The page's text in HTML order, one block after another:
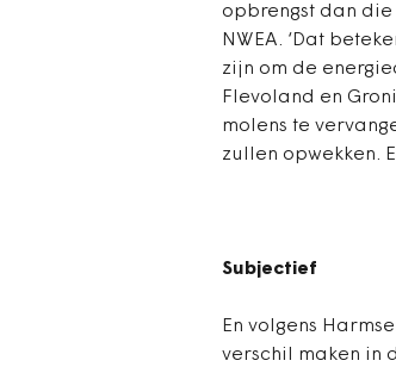
opbrengst dan die
NWEA. ‘Dat
zijn om de
Flevoland en
molens te
zullen opwekken.
Subjectief
En volgens
verschil maken in